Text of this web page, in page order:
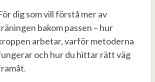
dig som vill förstå mer av
bakom passen – hur
arbetar, varför metoderna
och hur du hittar rätt väg